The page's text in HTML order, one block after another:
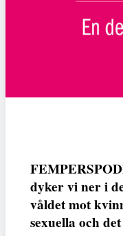
dyker vi ner i
våldet mot
sexuella och